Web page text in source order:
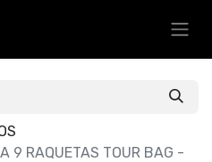
9 RAQUETAS TOUR BAG -